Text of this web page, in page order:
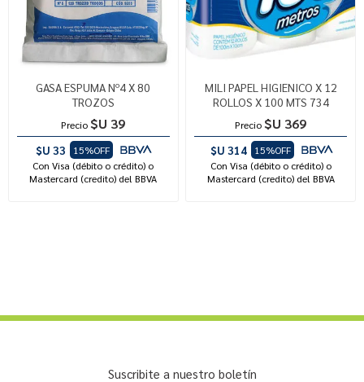
GASA ESPUMA Nº4 X 80
TROZOS
Precio $U 39
$U 33
15%OFF
Con Visa (débito o crédito) o
Mastercard (credito) del BBVA
MILI PAPEL HIGIENICO X 12
ROLLOS X 100 MTS 734
Precio $U 369
$U 314
15%OFF
Con Visa (débito o crédito) o
Mastercard (credito) del BBVA
Suscribite a nuestro boletín